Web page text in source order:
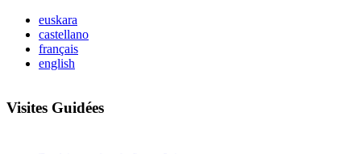
euskara
castellano
français
english
Visites Guidées